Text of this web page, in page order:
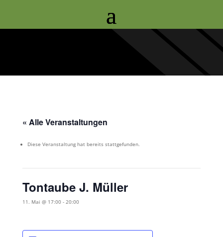
« Alle Veranstaltungen
Diese Veranstaltung hat bereits stattgefunden.
Tontaube J. Müller
11. Mai @ 17:00- 20:00